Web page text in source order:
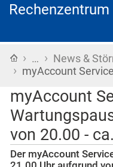
Rechenzentrum
Startseite
› … › News &
› myAccount
myAccount
von 20.00 -
Der myAccount